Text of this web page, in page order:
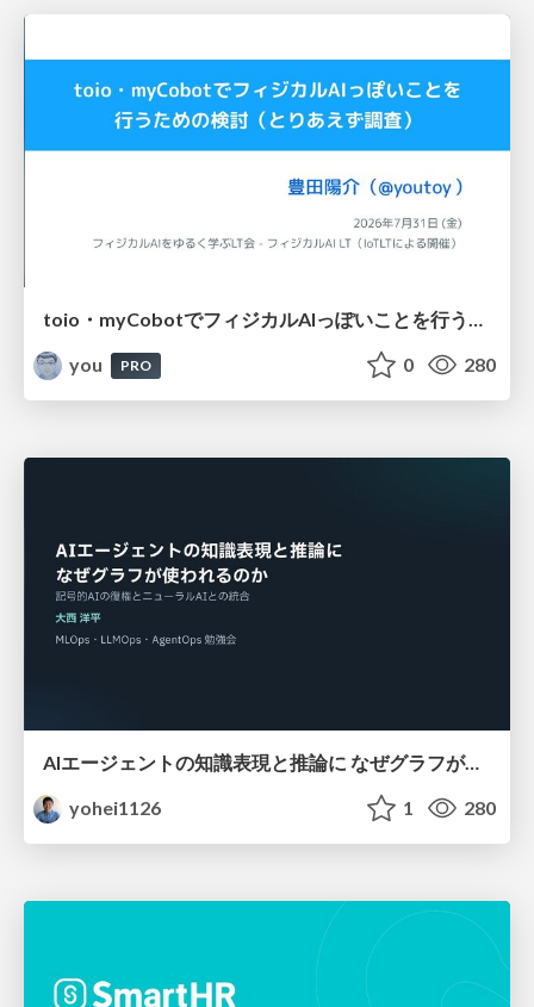
toio・myCobotでフィジカルAIっぽいことを行うための検討（とりあえず調査） / フィジカルAI LT（IoTLTによる開催）
you
PRO 0 280
AIエージェントの知識表現と推論に なぜグラフが使われるのか - 記号的AIの復権とニューラルAIとの統合
yohei1126
1 280